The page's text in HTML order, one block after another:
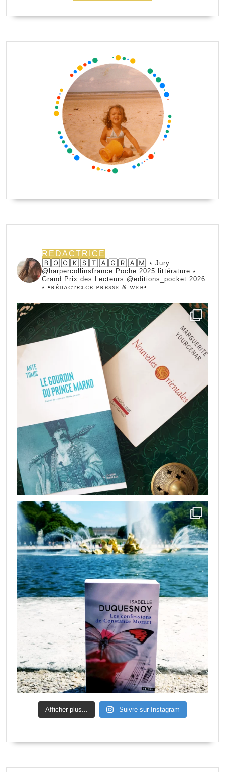
REDACTRICE
🄱🄾🄾🄺🅂🅃🄰🄶🅁🄰🄼 ⭑ Jury
@harpercollinsfrance Poche 2025 littérature ⭑
Grand Prix des Lecteurs @editions_pocket 2026
⭑ •ꭱꭼ́ꭰꭺꮯꭲꭱꮖꮯꭼ ꮲꭱꭼꮪꮪꭼ & ꮃꭼᏼ•
Afficher plus... Suivre sur Instagram